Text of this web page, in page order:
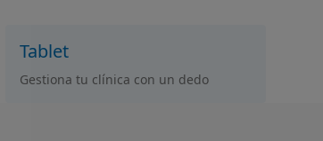
Tablet
Gestiona tu clínica con un dedo